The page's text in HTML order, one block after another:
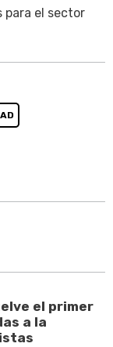
para el sector
el primer
a la